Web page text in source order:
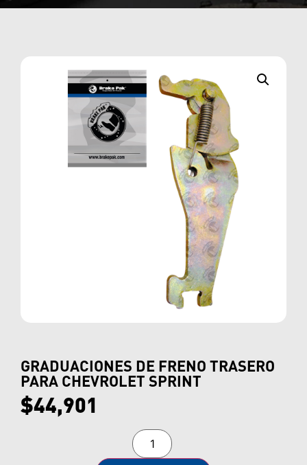
GRADUACIONES DE FRENO TRASERO
PARA CHEVROLET SPRINT
$44,901